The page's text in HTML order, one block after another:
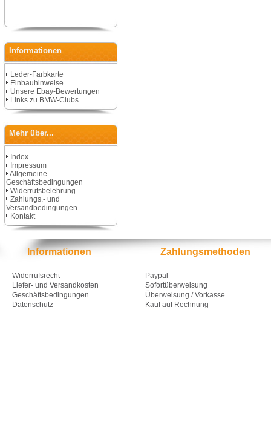
Informationen
Leder-Farbkarte
Einbauhinweise
Unsere Ebay-Bewertungen
Links zu BMW-Clubs
Mehr über...
Index
Impressum
Allgemeine
Geschäftsbedingungen
Widerrufsbelehrung
Zahlungs.- und
Versandbedingungen
Kontakt
Informationen
Widerrufsrecht
Liefer- und Versandkosten
Geschäftsbedingungen
Datenschutz
Zahlungsmethoden
Paypal
Sofortüberweisung
Überweisung / Vorkasse
Kauf auf Rechnung